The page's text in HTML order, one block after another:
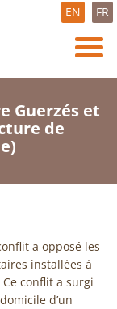
EN FR
Guerzés et
de
a opposé les
installées à
conflit a surgi
d’un